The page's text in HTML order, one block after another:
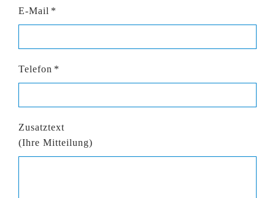
E-Mail *
Telefon *
Zusatztext
(Ihre Mitteilung)